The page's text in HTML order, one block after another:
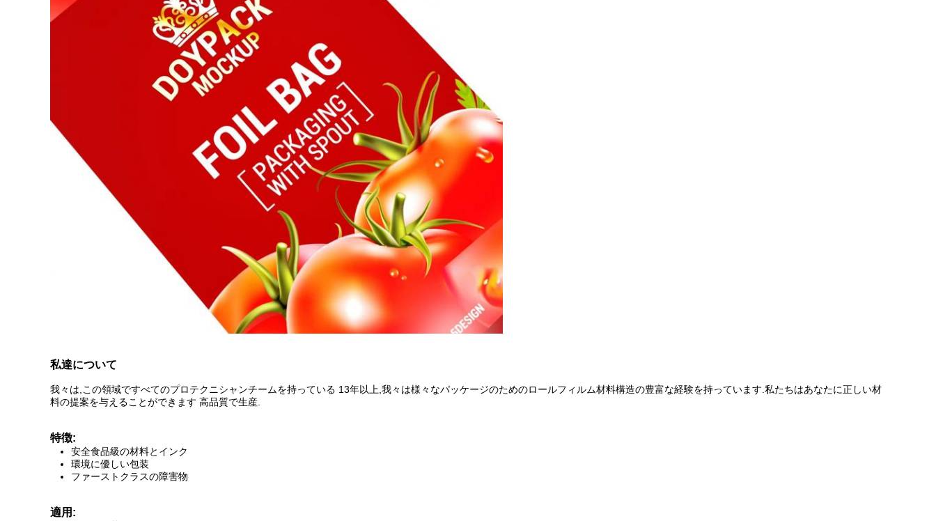
私達について
我々は,この領域ですべてのプロテクニシャンチームを持っている 13年以上,我々は様々なパッケージのためのロールフィルム材料構造の豊富な経験を持っています.私たちはあなたに正しい材
料の提案を与えることができます 高品質で生産.
特徴:
安全食品級の材料とインク
環境に優しい包装
ファーストクラスの障害物
適用: